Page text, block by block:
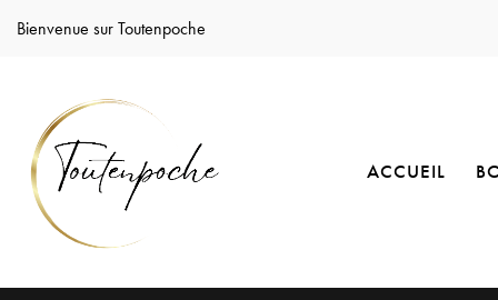
Bienvenue sur Toutenpoche
ACCUEIL